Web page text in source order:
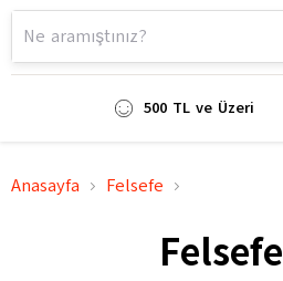
500 TL ve Üzeri
Anasayfa Felsefe
Felsefe